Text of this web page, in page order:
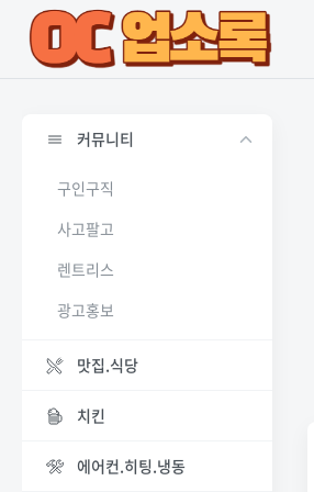
커뮤니티
구인구직
사고팔고
렌트리스
광고홍보
맛집.식당
치킨
에어컨.히팅.냉동